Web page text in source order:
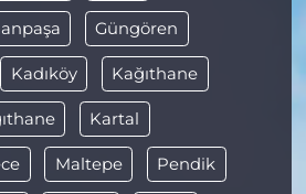
Güngören
Kadıköy Kağıthane
Kartal
Maltepe Pendik